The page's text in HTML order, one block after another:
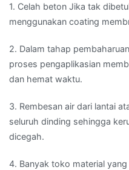
1. Celah beton Jika tak
menggunakan coating
2. Dalam tahap
proses pengaplikasian
dan hemat waktu.
3. Rembesan air dari lantai
seluruh dinding sehingga
dicegah.
4. Banyak toko material